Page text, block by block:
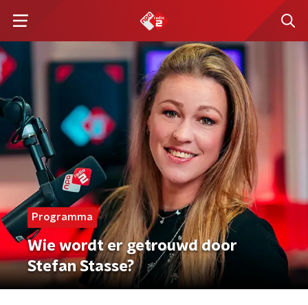
Programma
Wie wordt er getrouwd door
Stefan Stasse?